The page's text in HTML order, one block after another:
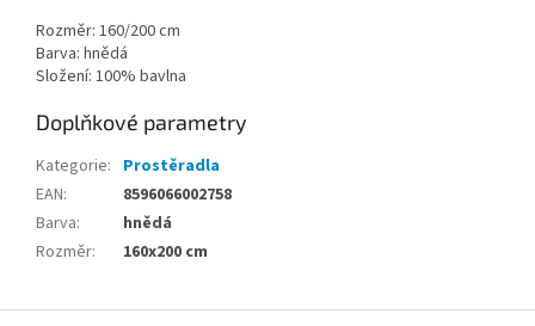
Rozměr: 160/200 cm
Barva: hnědá
Složení: 100% bavlna
Doplňkové parametry
Kategorie: Prostěradla
EAN:
8596066002758
Barva:
hnědá
Rozměr: 160x200 cm